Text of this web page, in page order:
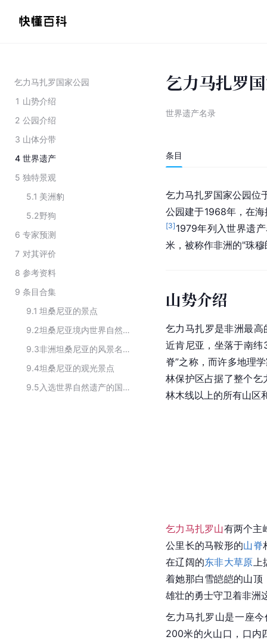
乞力马扎罗国家公园
1 山势介绍
2 公园介绍
3 山体分带
4 世界遗产
5 独特景观
5.1 美洲豹
5.2野狗
6 专家预测
7 对其评价
8 参考资料
9 条目合集
9.1 坦桑尼亚的景点
9.2
坦桑尼亚境内世界自然遗产
9.3
非洲坦桑尼亚的风景名胜
9.4坦桑尼亚的观光景点
9.5
入选世界自然遗产的国家公园
乞力马扎罗
世界遗产名录
条目
乞力马扎罗国家公园位
公园建于1968年，在
[3] 1979年列入世界遗产
米，被称作非洲的"珠穆
山势介绍
乞力马扎罗是非洲最
近肯尼亚，坐落于南
脊”之称，而许多地理
林保护区占据了整个乞
林木线以上的所有山区
乞力马扎罗山有两个主
公里长的马鞍形的山脊
在辽阔的东非大草原
着她那白雪皑皑的山顶
雄壮的勇士守卫着非洲
乞力马扎罗山是一座
200米的火山口，口内